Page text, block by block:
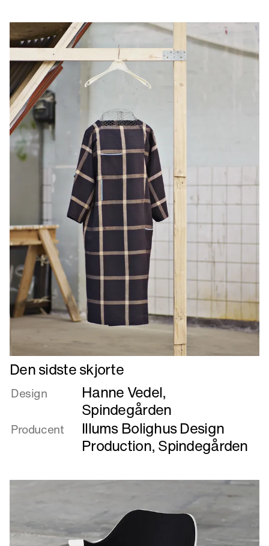
Holly,
Polly,
Dolly,
Slimy,
Cheasy,
Pinky
&
Puppy
Læs
mere
om
skjorte
Den sidste skjorte
Design Hanne Vedel,
Spindegården
Producent
Illums Bolighus Design
Production,Spindegården